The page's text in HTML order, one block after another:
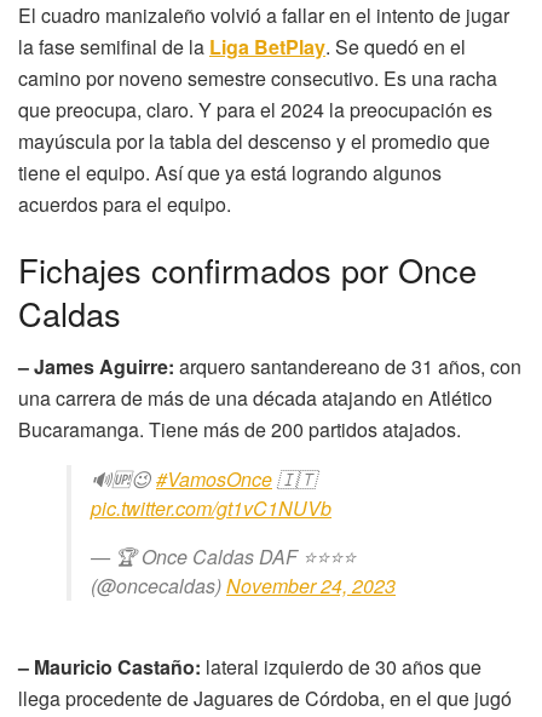
El cuadro manizaleño volvió a fallar en el intento de jugar
la fase semifinal de la Liga BetPlay. Se quedó en el
camino por noveno semestre consecutivo. Es una racha
que preocupa, claro. Y para el 2024 la preocupación es
mayúscula por la tabla del descenso y el promedio que
tiene el equipo. Así que ya está logrando algunos
acuerdos para el equipo.
Fichajes confirmados por Once
Caldas
– James Aguirre: arquero santandereano de 31 años, con
una carrera de más de una década atajando en Atlético
Bucaramanga. Tiene más de 200 partidos atajados.
🔊🆙😉#VamosOnce🇮🇹
pic.twitter.com/gt1vC1NUVb
— 🏆 Once Caldas DAF ⭐️⭐️⭐️⭐️
(@oncecaldas)November 24, 2023
– Mauricio Castaño: lateral izquierdo de 30 años que
llega procedente de Jaguares de Córdoba, en el que jugó